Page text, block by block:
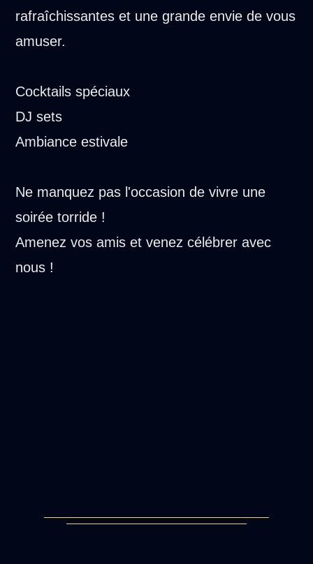
rafraîchissantes et une grande envie de vous
amuser.
Cocktails spéciaux
DJ sets
Ambiance estivale
Ne manquez pas l'occasion de vivre une
soirée torride !
Amenez vos amis et venez célébrer avec
nous !